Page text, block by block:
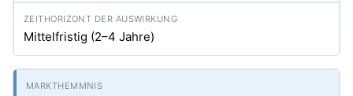
Mittelfristig (2–4 Jahre)